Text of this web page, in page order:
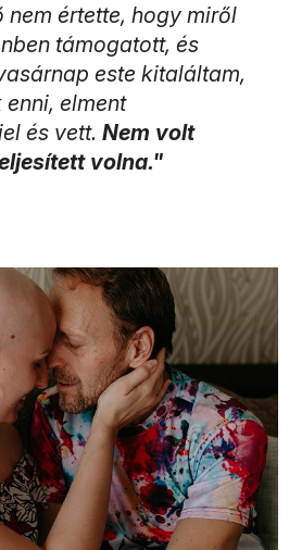
nem értette, hogy miről
támogatott, és
este kitaláltam,
elment
és vett. Nem volt
volna."